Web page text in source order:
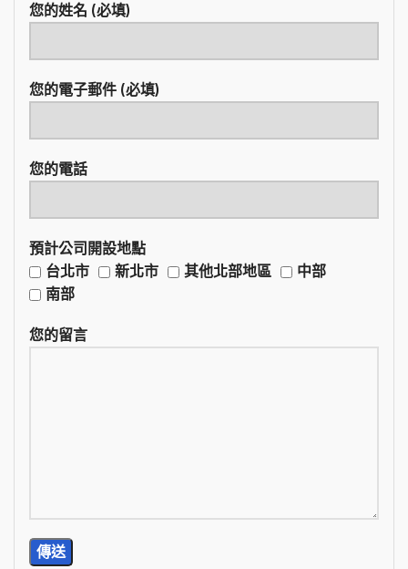
您的姓名 (必填)
您的電子郵件 (必填)
您的電話
預計公司開設地點
台北市
新北市 其他北部地區
中部
南部
您的留言